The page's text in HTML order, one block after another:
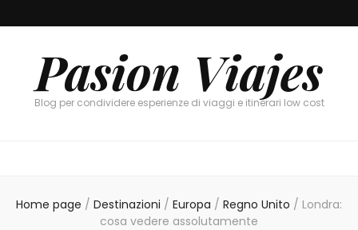
Pasion Viajes
Blog per condividere esperienze di viaggi e itinerari low cost
Home page / Destinazioni / Europa / Regno Unito / Londra:
cosa vedere assolutamente